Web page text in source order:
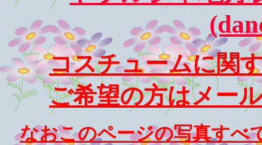
コスチュームに関
ご希望の方はメー
なおこのページの写真すべ